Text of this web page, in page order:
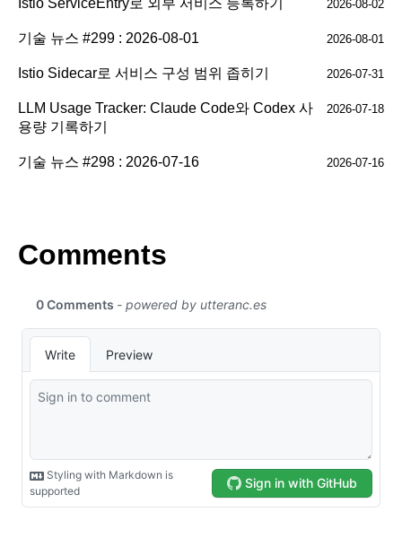
2026-08-02
기술 뉴스 #299 : 2026-08-01 2026-08-01
Istio Sidecar로 서비스 구성 범위 좁히기 2026-07-31
LLM Usage Tracker: Claude Code와 Codex 사
용량 기록하기
2026-07-18
기술 뉴스 #298 : 2026-07-16 2026-07-16
Comments